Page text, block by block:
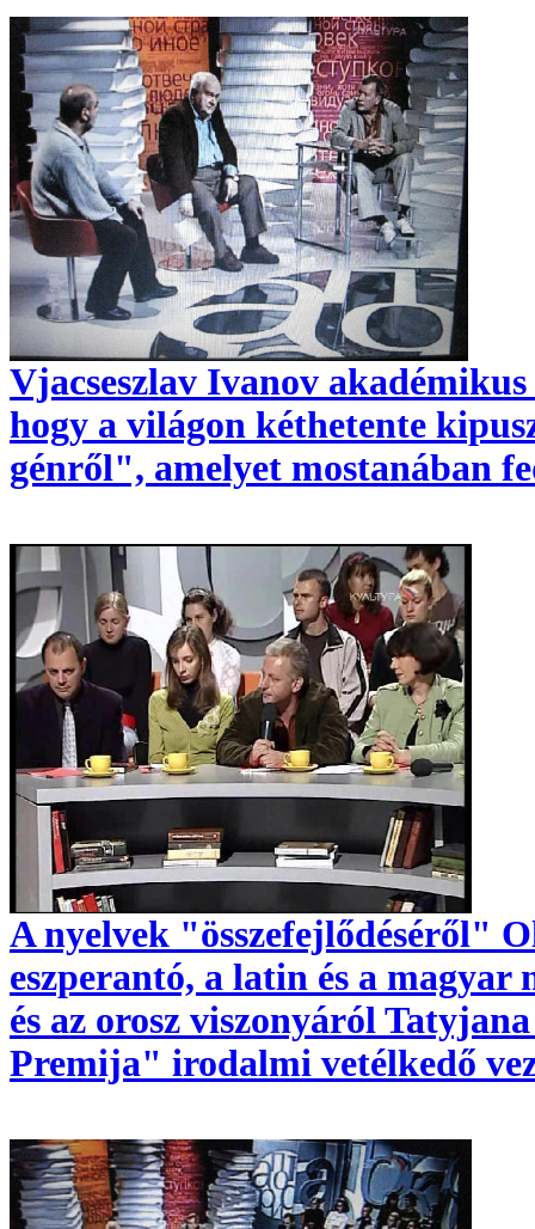
Vjacseszlav Ivanov
hogy a világon kéthetente
génről", amelyet mostanában
A nyelvek "összefejlődéséről"
eszperantó, a latin és a magyar
és az orosz viszonyáról
Premija" irodalmi vetélkedő